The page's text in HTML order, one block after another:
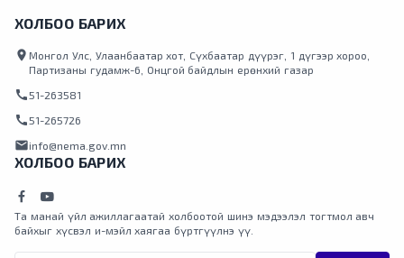
ХОЛБОО БАРИХ
location_on Монгол Улс, Улаанбаатар хот, Сүхбаатар дүүрэг, 1 дүгээр хороо,
Партизаны гудамж-6, Онцгой байдлын ерөнхий газар
call 51-263581
call 51-265726
mailinfo@nema.gov.mn
ХОЛБОО БАРИХ
Та манай үйл ажиллагаатай холбоотой шинэ мэдээлэл тогтмол авч
байхыг хүсвэл и-мэйл хаягаа бүртгүүлнэ үү.